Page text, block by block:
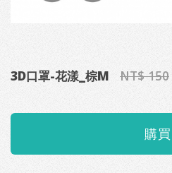
3D口罩-花漾_棕M NT$ 150